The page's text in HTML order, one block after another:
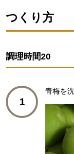
つくり方
調理時間20
1
青梅を